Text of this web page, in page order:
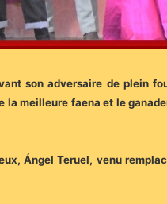
son adversaire de plein
meilleure faena et le
Ángel Teruel, venu